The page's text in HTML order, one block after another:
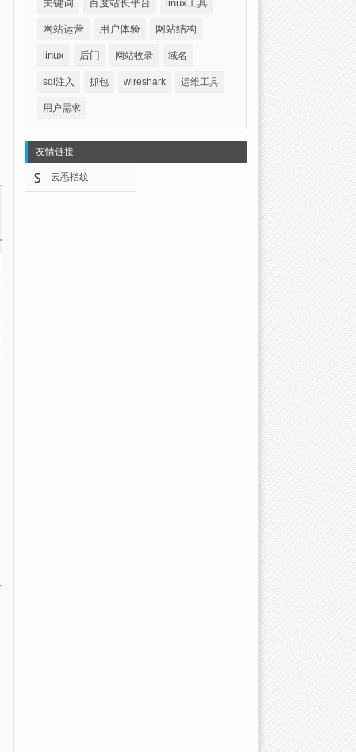
关键词 百度站长平台 linux工具
网站运营 用户体验 网站结构
linux 后门 网站收录 域名
sql注入 抓包 wireshark 运维工具
用户需求
友情链接
云悉指纹